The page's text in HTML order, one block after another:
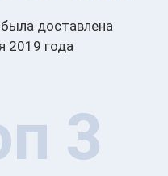
доставлена
2019 года
3